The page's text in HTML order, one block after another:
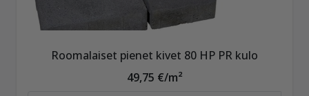
Roomalaiset pienet kivet 80 HP PR kulo
49,75 €/m²